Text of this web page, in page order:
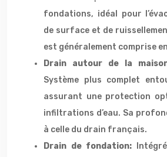
fondations, idéal pour
de surface et de
est généralement comprise
Drain autour de la
Système plus complet
assurant une protection
infiltrations d’eau. Sa
à celle du drain français.
Drain de fondation: